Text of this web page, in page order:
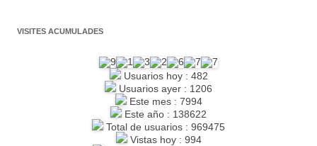
VISITES ACUMULADES
Usuarios hoy : 482
Usuarios ayer : 1206
Este mes : 7994
Este año : 138622
Total de usuarios : 969475
Vistas hoy : 994